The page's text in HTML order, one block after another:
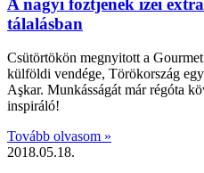
A nagyi főztjének ízei
tálalásban
Csütörtökön megnyitott a
külföldi vendége, Törökország
Aşkar. Munkásságát már régóta
inspiráló!
Tovább olvasom »
2018.05.18.